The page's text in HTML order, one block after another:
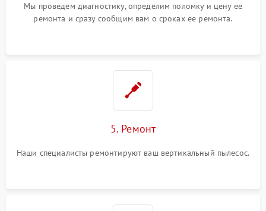
Мы проведем диагностику, определим поломку и цену ее
ремонта и сразу сообщим вам о сроках ее ремонта.
5. Ремонт
Наши специалисты ремонтируют ваш вертикальный пылесос.